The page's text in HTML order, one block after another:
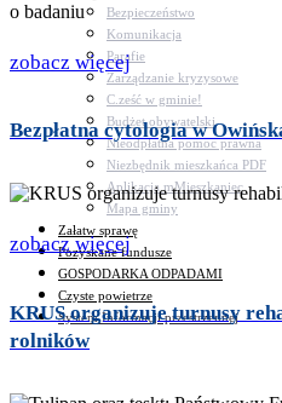
Bezpieczeństwo
Komunikacja
Parafie
Zarządzanie kryzysowe
C.ześć w gminie!
Budżet obywatelski
Nieodpłatna pomoc prawna
Niezbędnik mieszkańca PDF
Aplikacja mMieszkaniec
Mapa gminy
Załatw sprawę
Pozyskane fundusze
GOSPODARKA ODPADAMI
Czyste powietrze
System Informacji przestrzennej
zobacz więcej
Bezpłatna cytologia w
zobacz więcej
KRUS organizuje turnusy
rolników